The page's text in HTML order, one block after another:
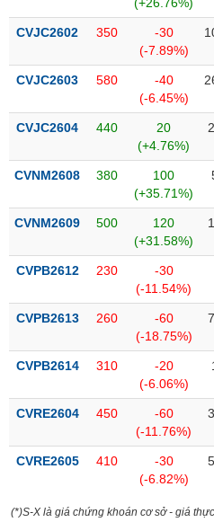
CVJC2602 350
-30
(-7.89%)
CVJC2603 580
-40
(-6.45%)
CVJC2604 440
20
(+4.76%)
CVNM2608 380
100
(+35.71%)
CVNM2609 500
120
(+31.58%)
CVPB2612 230
-30
(-11.54%)
CVPB2613 260
-60
(-18.75%)
CVPB2614 310
-20
(-6.06%)
CVRE2604 450
-60
(-11.76%)
CVRE2605 410
-30
(-6.82%)
(*)S-X là giá chứng khoán cơ sở - giá
Sách
chính
thông
tài
tài